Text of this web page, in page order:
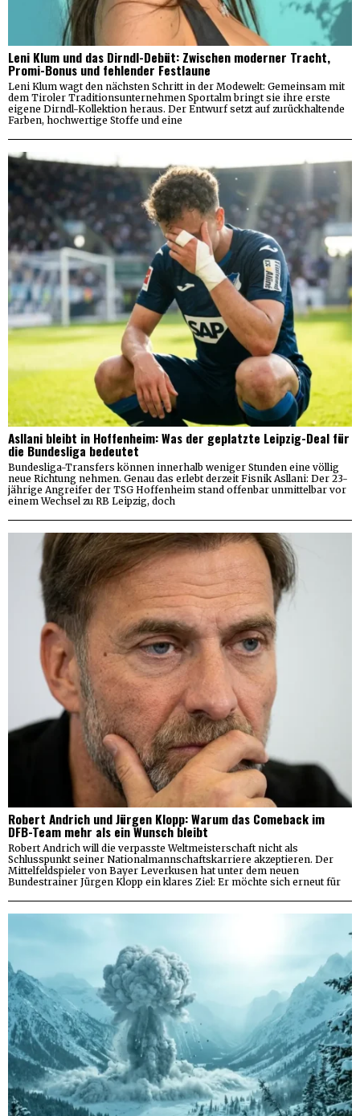
Leni Klum und das Dirndl-Debüt: Zwischen moderner Tracht,
Promi-Bonus und fehlender Festlaune
Leni Klum wagt den nächsten Schritt in der Modewelt: Gemeinsam mit
dem Tiroler Traditionsunternehmen Sportalm bringt sie ihre erste
eigene Dirndl-Kollektion heraus. Der Entwurf setzt auf zurückhaltende
Farben, hochwertige Stoffe und eine
Asllani bleibt in Hoffenheim: Was der geplatzte Leipzig-Deal für
die Bundesliga bedeutet
Bundesliga-Transfers können innerhalb weniger Stunden eine völlig
neue Richtung nehmen. Genau das erlebt derzeit Fisnik Asllani: Der 23-
jährige Angreifer der TSG Hoffenheim stand offenbar unmittelbar vor
einem Wechsel zu RB Leipzig, doch
Robert Andrich und Jürgen Klopp: Warum das Comeback im
DFB-Team mehr als ein Wunsch bleibt
Robert Andrich will die verpasste Weltmeisterschaft nicht als
Schlusspunkt seiner Nationalmannschaftskarriere akzeptieren. Der
Mittelfeldspieler von Bayer Leverkusen hat unter dem neuen
Bundestrainer Jürgen Klopp ein klares Ziel: Er möchte sich erneut für